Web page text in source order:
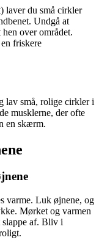
laver du små cirkler
Undgå at
over området.
friskere
lav små, rolige cirkler i
musklerne, der ofte
en skærm.
varme. Luk øjnene, og
Mørket og varmen
af. Bliv i